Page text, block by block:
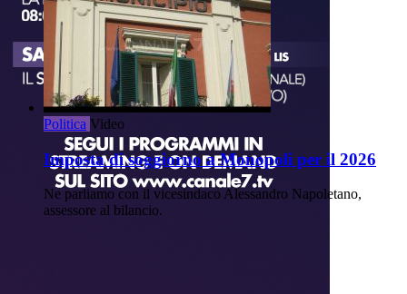
Politica Video
Imposta di soggiorno a Monopoli per il 2026
Ne parliamo con il vicesindaco Alessandro Napoletano,
assessore al bilancio.